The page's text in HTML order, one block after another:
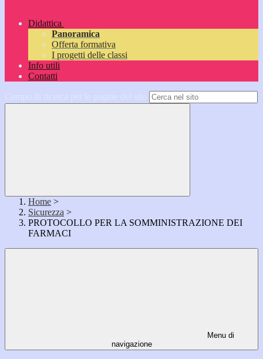
Didattica
Panoramica
Offerta formativa
I progetti delle classi
Info utili
Contatti
Home >
Sicurezza >
PROTOCOLLO PER LA SOMMINISTRAZIONE DEI
FARMACI
Menu di
navigazione